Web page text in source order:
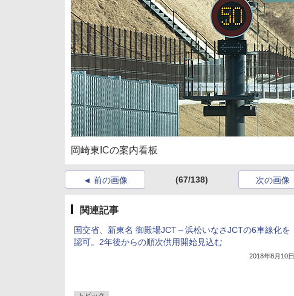
岡崎東ICの案内看板
前の画像 (67/138) 次の画像
関連記事
国交省、新東名 御殿場JCT～浜松いなさJCTの6車線化を
認可。2年後からの順次供用開始見込む
2018年8月10日